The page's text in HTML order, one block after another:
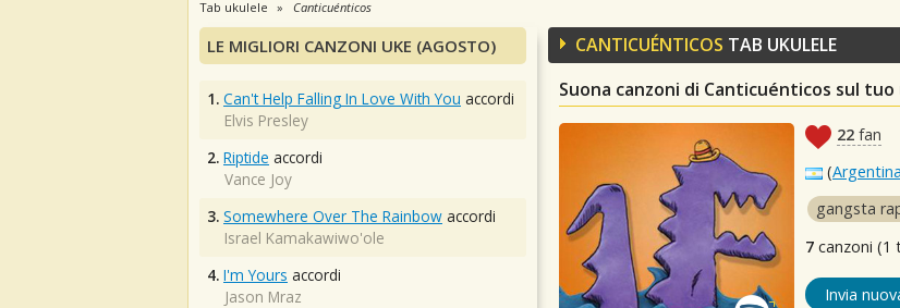
Tab ukulele Canticuénticos
CANTICUÉNTICOS TAB UKULELE
Suona canzoni di Canticuénticos sul
22 fan
(Argentina
gangsta
7 canzoni (1
Invia
LE MIGLIORI CANZONI UKE (AGOSTO)
1. Can't Help Falling In Love With You accordi
Elvis Presley
2. Riptide accordi
Vance Joy
3. Somewhere Over The Rainbow accordi
Israel Kamakawiwo'ole
4. I'm Yours accordi
Jason Mraz